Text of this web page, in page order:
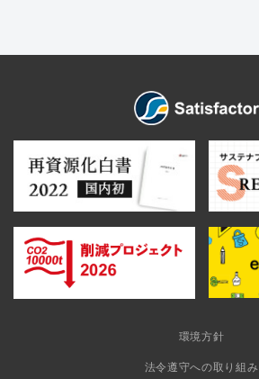
環境方針
法令遵守への取り組み